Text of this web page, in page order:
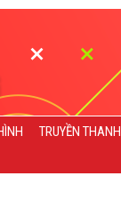
TRUYỀN THANH